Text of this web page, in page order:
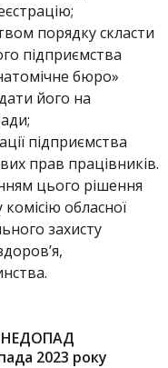
порядку скласти
підприємства
бюро»
його на
підприємства
прав працівників.
цього рішення
обласної
захисту
НЕДОПАД
2023 року